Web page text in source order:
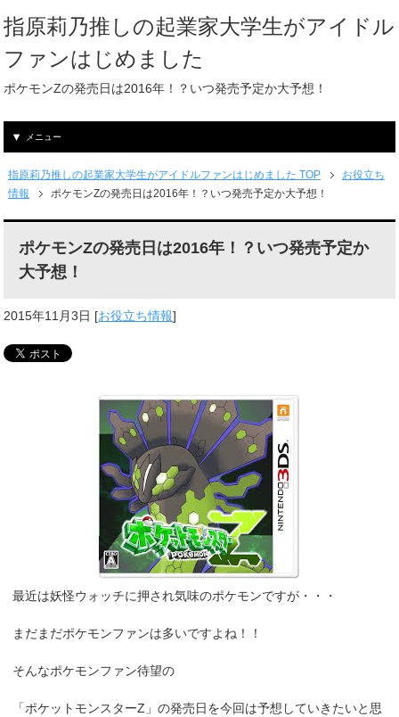
指原莉乃推しの起業家大学生がアイドル
ファンはじめました
ポケモンZの発売日は2016年！？いつ発売予定か大予想！
メニュー
指原莉乃推しの起業家大学生がアイドルファンはじめました TOP
お役立ち
情報
ポケモンZの発売日は2016年！？いつ発売予定か大予想！
ポケモンZの発売日は2016年！？いつ発売予定か
大予想！
2015年11月3日 [お役立ち情報]
最近は妖怪ウォッチに押され気味のポケモンですが・・・
まだまだポケモンファンは多いですよね！！
そんなポケモンファン待望の
「ポケットモンスターZ」の発売日を今回は予想していきたいと思